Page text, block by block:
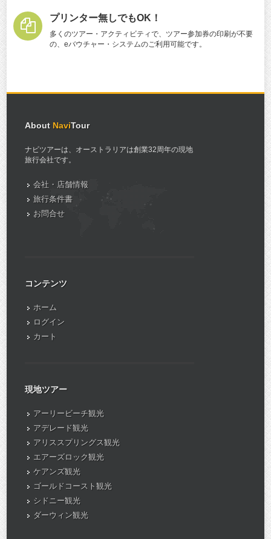
プリンター無しでもOK！
多くのツアー・アクティビティで、ツアー参加券の印刷が不要
の、eバウチャー・システムのご利用可能です。
About NaviTour
ナビツアーは、オーストラリアは創業32周年の現地
旅行会社です。
会社・店舗情報
旅行条件書
お問合せ
コンテンツ
ホーム
ログイン
カート
現地ツアー
アーリービーチ観光
アデレード観光
アリススプリングス観光
エアーズロック観光
ケアンズ観光
ゴールドコースト観光
シドニー観光
ダーウィン観光